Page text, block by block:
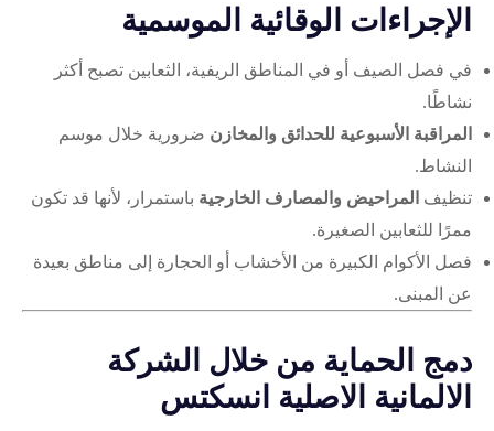
الإجراءات الوقائية الموسمية
في فصل الصيف أو في المناطق الريفية، الثعابين تصبح أكثر
نشاطًا.
المراقبة الأسبوعية للحدائق والمخازن ضرورية خلال موسم
النشاط.
تنظيف المراحيض والمصارف الخارجية باستمرار، لأنها قد تكون
ممرًا للثعابين الصغيرة.
فصل الأكوام الكبيرة من الأخشاب أو الحجارة إلى مناطق بعيدة
عن المبنى.
دمج الحماية من خلال الشركة
الالمانية الاصلية انسكتس